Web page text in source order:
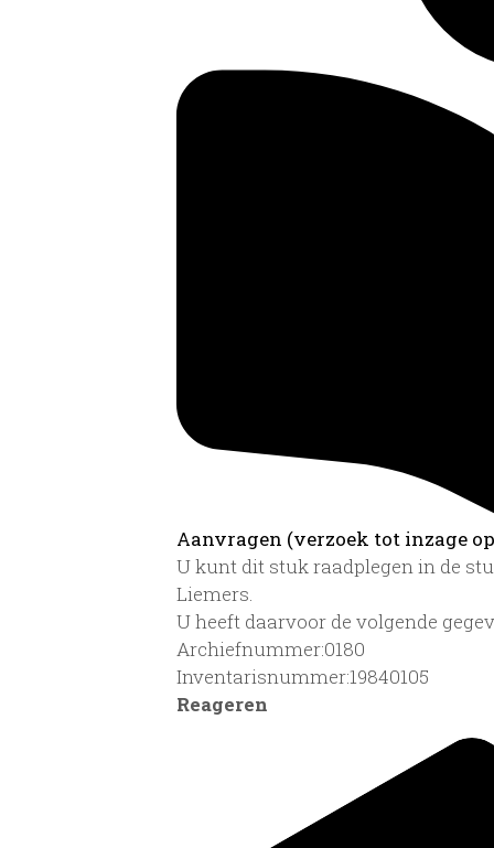
Aanvragen (verzoek tot inzage
U kunt dit stuk raadplegen in de
Liemers.
U heeft daarvoor de volgende
Archiefnummer:0180
Inventarisnummer:19840105
Reageren